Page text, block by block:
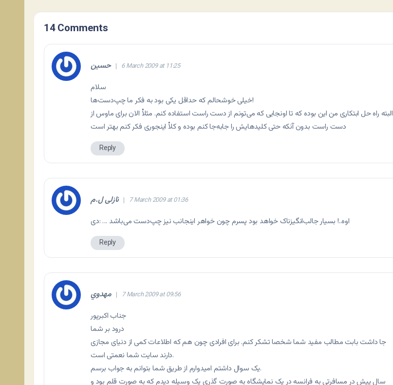
14 Comments
حسین 6 March 2009 at 11:25
سلام
خیلی خوشحالم که حداقل یکی بود به فکر ما چپ‌دست‌ها!
البته راه حل ابتکاری من این بوده که تا اونجایی که می‌تونم از دست راست استفاده کنم. مثلاْ الان برای ماوس از
دست راست بدون آنکه حتی کلیدهایش را جابه‌جا کنم بوده و کلاْ اینجوری فکر کنم بهتر است
Reply
نازلی ل.م 7 March 2009 at 01:36
اوه..! بسیار جالب‌انگیزناک خواهد بود پسرم چون خواهر اینجانب نیز چپ‌دست می‌باشد … :دی
Reply
مهدوي 7 March 2009 at 09:56
جناب اکبرپور
درود بر شما
جا داشت بابت مطالب مفید شما شخصا تشکر کنم. برای افرادی چون هم که اطلاعات کمی از دنیای مجازی
دارند سایت شما نعمتی است.
یک سوال داشتم امیدوارم از طریق شما بتوانم به جواب برسم.
سال پیش در مسافرتی به فرانسه در یک نمایشگاه به صورت گذری یک وسیله دیدم که به صورت قلم بود و